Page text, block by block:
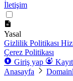
İletişim
Yasal
Gizlilik Politikası
Çerez Politikası
Giriş yap
Anasayfa